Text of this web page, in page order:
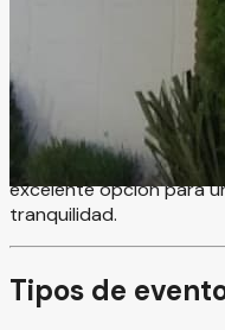
Quinta 330 es un
ideal para celebrar
crea una atmósfera
de la ciudad, brindando
Sus amplias áreas
perfecto para compartir
inolvidable. Ubicado en
excelente opción para
tranquilidad.
Tipos de